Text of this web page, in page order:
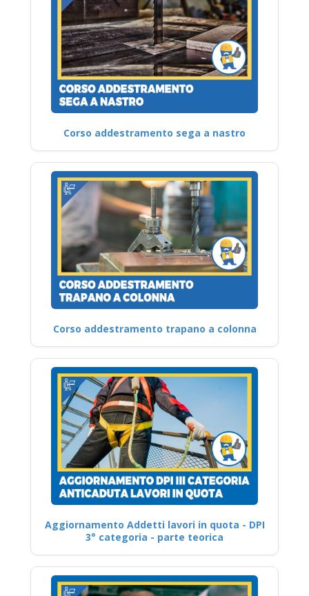
Corso addestramento sega a nastro
Corso addestramento trapano a colonna
Aggiornamento Addetti lavori in quota - DPI
3° categoria - parte teorica